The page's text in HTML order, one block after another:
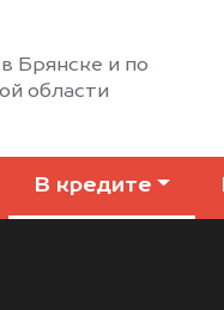
Брянске и по
области
В кредите